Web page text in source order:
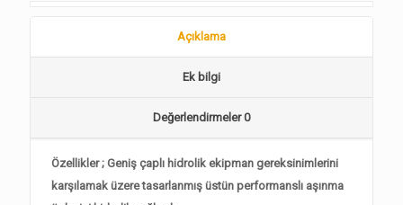
Açıklama
Ek bilgi
Değerlendirmeler0
Özellikler ; Geniş çaplı hidrolik ekipman gereksinimlerini
karşılamak üzere tasarlanmış üstün performanslı aşınma